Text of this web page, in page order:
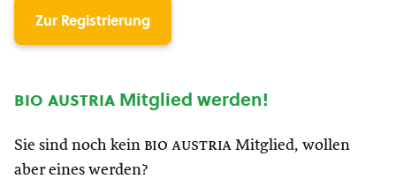
Zur Registrierung
bio austria Mitglied werden!
Sie sind noch kein bio austria Mitglied, wollen
aber eines werden?